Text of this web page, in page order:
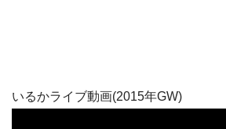
いるかライブ動画(2015年GW)